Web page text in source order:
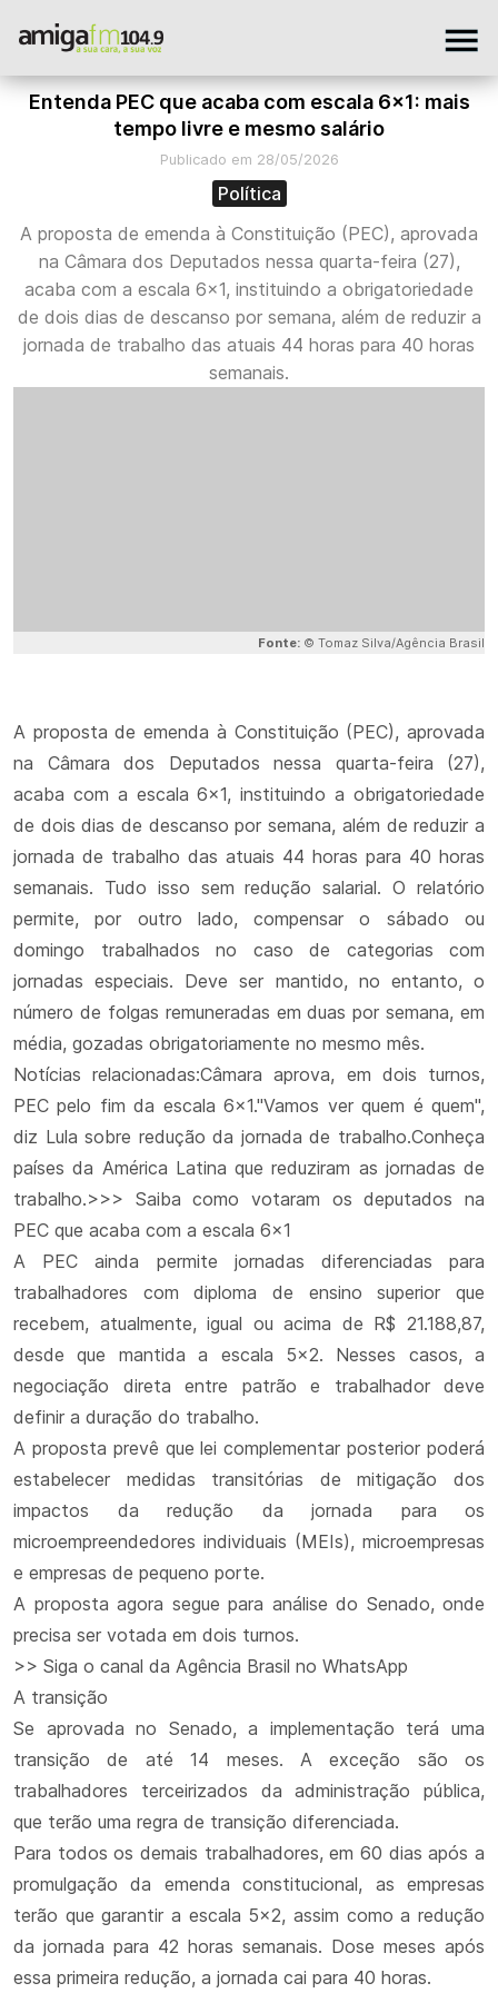
Entenda PEC que acaba com escala 6x1: mais
tempo livre e mesmo salário
Publicado em 28/05/2026
Política
A proposta de emenda à Constituição (PEC), aprovada
na Câmara dos Deputados nessa quarta-feira (27),
acaba com a escala 6x1, instituindo a obrigatoriedade
de dois dias de descanso por semana, além de reduzir a
jornada de trabalho das atuais 44 horas para 40 horas
semanais.
Fonte: © Tomaz Silva/Agência Brasil
A proposta de emenda à Constituição (PEC), aprovada
na Câmara dos Deputados nessa quarta-feira (27),
acaba com a escala 6x1, instituindo a obrigatoriedade
de dois dias de descanso por semana, além de reduzir a
jornada de trabalho das atuais 44 horas para 40 horas
semanais. Tudo isso sem redução salarial. O relatório
permite, por outro lado, compensar o sábado ou
domingo trabalhados no caso de categorias com
jornadas especiais. Deve ser mantido, no entanto, o
número de folgas remuneradas em duas por semana, em
média, gozadas obrigatoriamente no mesmo mês.
Notícias relacionadas:Câmara aprova, em dois turnos,
PEC pelo fim da escala 6x1."Vamos ver quem é quem",
diz Lula sobre redução da jornada de trabalho.Conheça
países da América Latina que reduziram as jornadas de
trabalho.>>> Saiba como votaram os deputados na
PEC que acaba com a escala 6x1
A PEC ainda permite jornadas diferenciadas para
trabalhadores com diploma de ensino superior que
recebem, atualmente, igual ou acima de R$ 21.188,87,
desde que mantida a escala 5x2. Nesses casos, a
negociação direta entre patrão e trabalhador deve
definir a duração do trabalho.
A proposta prevê que lei complementar posterior poderá
estabelecer medidas transitórias de mitigação dos
impactos da redução da jornada para os
microempreendedores individuais (MEIs), microempresas
e empresas de pequeno porte.
A proposta agora segue para análise do Senado, onde
precisa ser votada em dois turnos.
>> Siga o canal da Agência Brasil no WhatsApp
A transição
Se aprovada no Senado, a implementação terá uma
transição de até 14 meses. A exceção são os
trabalhadores terceirizados da administração pública,
que terão uma regra de transição diferenciada.
Para todos os demais trabalhadores, em 60 dias após a
promulgação da emenda constitucional, as empresas
terão que garantir a escala 5x2, assim como a redução
da jornada para 42 horas semanais. Dose meses após
essa primeira redução, a jornada cai para 40 horas.